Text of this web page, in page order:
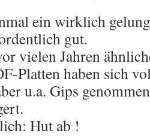
ein wirklich
gut.
vielen Jahren
Platten haben sich
u.a. Gips
Hut ab !